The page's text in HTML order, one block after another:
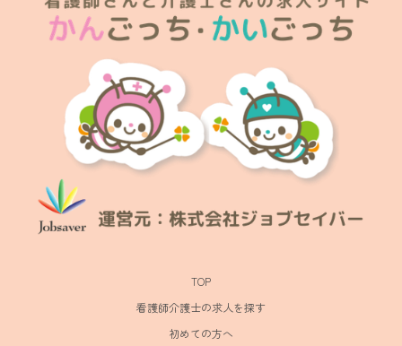
TOP
看護師介護士の求人を探す
初めての方へ